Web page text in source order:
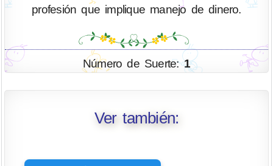
profesión que implique manejo de dinero.
Número de Suerte:1
Ver también: